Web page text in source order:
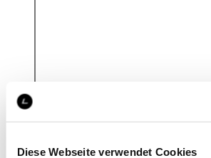
Diese Webseite verwendet Cookies